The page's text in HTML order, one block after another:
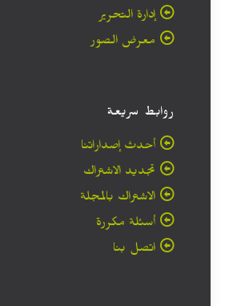
إدارة التحرير
معرض الصور
روابط سريعة
أحدث إصداراتنا
تجديد الاشتراك
الاشتراك بالمجلة
أسئلة مكررة
اتصل بنا